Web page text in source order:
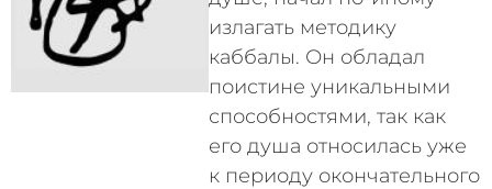
излагать методику
каббалы. Он обладал
поистине уникальными
способностями, так как
его душа относилась уже
к периоду окончательного